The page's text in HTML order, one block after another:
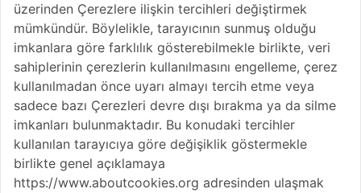
üzerinden Çerezlere ilişkin tercihleri değiştirmek
mümkündür. Böylelikle, tarayıcının sunmuş olduğu
imkanlara göre farklılık gösterebilmekle birlikte, veri
sahiplerinin çerezlerin kullanılmasını engelleme, çerez
kullanılmadan önce uyarı almayı tercih etme veya
sadece bazı Çerezleri devre dışı bırakma ya da silme
imkanları bulunmaktadır. Bu konudaki tercihler
kullanılan tarayıcıya göre değişiklik göstermekle
birlikte genel açıklamaya
https://www.aboutcookies.org adresinden ulaşmak